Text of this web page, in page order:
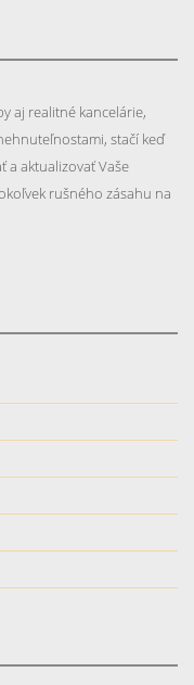
aj realitné kancelárie,
stačí keď
a aktualizovať Vaše
rušného zásahu na